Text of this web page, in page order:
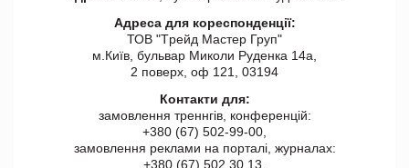
Адреса для кореспонденції:
ТОВ "Tрейд Мастер Груп"
м.Київ, бульвар Миколи Руденка 14а,
2 поверх, оф 121, 03194
Контакти для:
замовлення треннгів, конференцій:
+380 (67) 502-99-00,
замовлення реклами на порталі, журналах:
+380 (67) 502 30 13,